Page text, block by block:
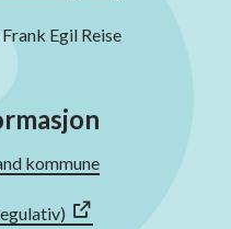
Egil Reise
kommune